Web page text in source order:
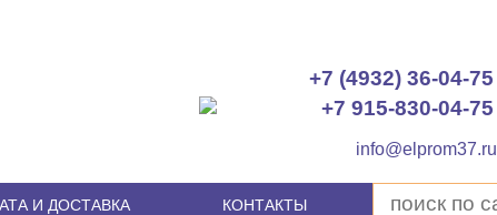
+7 (4932) 36-04-75
+7 915-830-04-75
info@elprom37.ru
И ДОСТАВКА КОНТАКТЫ